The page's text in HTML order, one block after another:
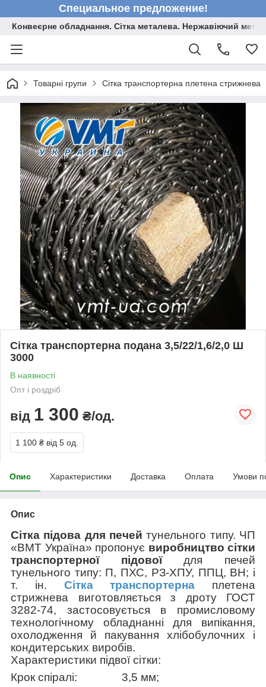
Специальное предложение!
Конвеєрне обладнання. Сітка металева. Нержавіючий
Товарні групи Сітка транспортерна плетена стрижнева
Сітка транспортерна подана 3,5/22/1,6/2,0 Ш
3000
В наявності
Опт і роздріб
від 1 300 ₴/од.
1 100 ₴ від 5 од.
Опис Характеристики Доставка Оплата Умови
Опис
Сітка підова для печей тунельного типу. ЧП
«ВМТ Україна» пропонує виробництво сітки
транспортерної підовоїдля печей
тунельного типу: П, ПХС, РЗ-ХПУ, ППЦ, BH; і
т. ін. Сітка транспортерна плетена
стрижнева виготовляється з дроту ГОСТ
3282-74, застосовується в промисловому
технологічному обладнанні для випікання,
охолодження й пакування хлібобулочних і
кондитерських виробів.
Характеристики підвої сітки:
Крок спіралі: 3,5 мм;